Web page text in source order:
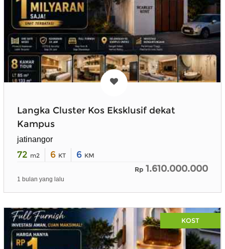
Langka Cluster Kos Eksklusif dekat
Kampus
jatinangor
72 m2 6 KT 6 KM
Rp 1.610.000.000
1 bulan yang lalu
KOST